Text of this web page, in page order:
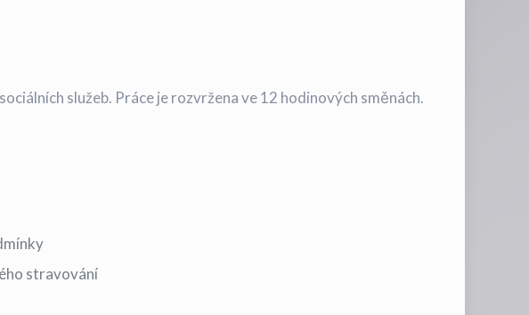
služeb. Práce je rozvržena ve 12 hodinových směnách.
stravování